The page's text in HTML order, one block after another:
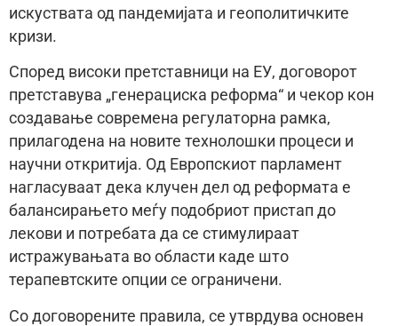
искуствата од пандемијата и геополитичките
кризи.
Според високи претставници на ЕУ, договорот
претставува „генерациска реформа“ и чекор кон
создавање современа регулаторна рамка,
прилагодена на новите технолошки процеси и
научни откритија. Од Европскиот парламент
нагласуваат дека клучен дел од реформата е
балансирањето меѓу подобриот пристап до
лекови и потребата да се стимулираат
истражувањата во области каде што
терапевтските опции се ограничени.
Со договорените правила, се утврдува основен